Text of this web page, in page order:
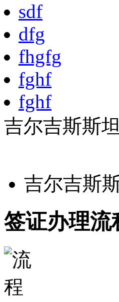
sdf
dfg
fhgfg
fghf
fghf
吉尔吉斯斯
吉尔吉斯
签证办理流